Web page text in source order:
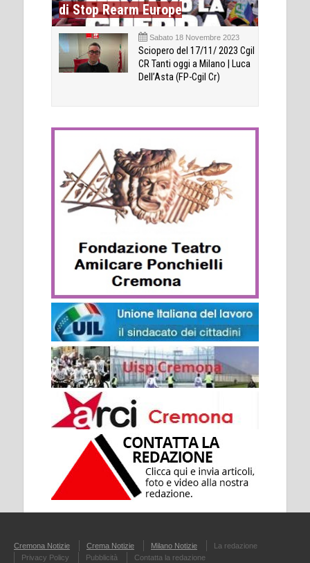
di Stop Rearm Europe
Sabato 18 Novembre 2023
Sciopero del 17/11/ 2023 Cgil
CR Tanti oggi a Milano | Luca
Dell’Asta (FP-Cgil Cr)
Cremona Notizie Crema Notizie Milano Notizie
La redazione
Privacy Policy
Pubblicità Contatta la redazione